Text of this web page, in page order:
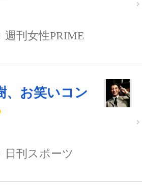
週刊女性PRIME
、お笑いコン
日刊スポーツ